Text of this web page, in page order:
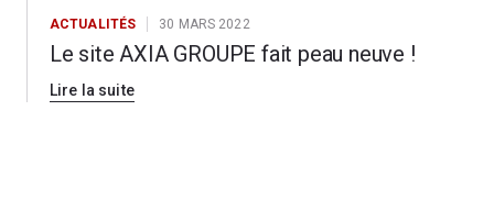
ACTUALITÉS 30 MARS 2022
Le site AXIA GROUPE fait peau neuve !
Lire la suite